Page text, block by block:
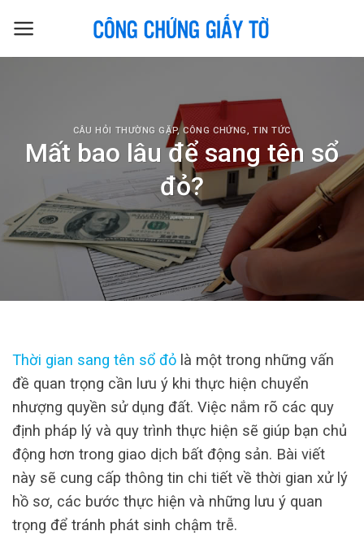
CÂU HỎI THƯỜNG GẶP,CÔNG CHỨNG,TIN TỨC
Mất bao lâu để sang tên sổ
đỏ?
Thời gian sang tên sổ đỏ là một trong những vấn
đề quan trọng cần lưu ý khi thực hiện chuyển
nhượng quyền sử dụng đất. Việc nắm rõ các quy
định pháp lý và quy trình thực hiện sẽ giúp bạn chủ
động hơn trong giao dịch bất động sản. Bài viết
này sẽ cung cấp thông tin chi tiết về thời gian xử lý
hồ sơ, các bước thực hiện và những lưu ý quan
trọng để tránh phát sinh chậm trễ.